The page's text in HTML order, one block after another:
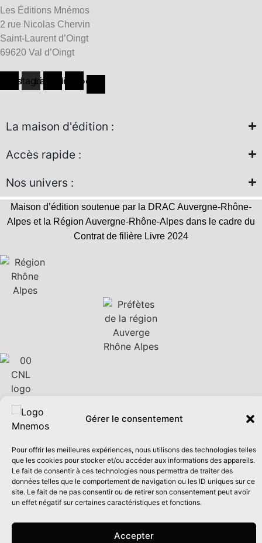
Gérer le consentement
Pour offrir les meilleures expériences, nous utilisons des technologies telles
que les cookies pour stocker et/ou accéder aux informations des appareils.
Le fait de consentir à ces technologies nous permettra de traiter des
données telles que le comportement de navigation ou les ID uniques sur ce
site. Le fait de ne pas consentir ou de retirer son consentement peut avoir
un effet négatif sur certaines caractéristiques et fonctions.
Accepter
Les Éditions Mnémos
2 rue Nicolas Chervin
Saint-Laurent d’Oingt
69620 Val d’Oingt
InstagramLinkedinFacebook
La maison d'édition :
Accès rapide :
Nos univers :
Maison d’édition soutenue par la DRAC Auvergne-Rhône-
Alpes et la Région Auvergne-Rhône-Alpes dans le cadre du
Contrat de filière Livre 2024
0